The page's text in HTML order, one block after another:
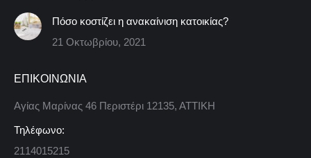
Πόσο κοστίζει η ανακαίνιση κατοικίας?
21 Οκτωβρίου, 2021
ΕΠΙΚΟΙΝΩΝΙΑ
Αγίας Μαρίνας 46 Περιστέρι 12135, ΑΤΤΙΚΗ
Τηλέφωνο:
2114015215